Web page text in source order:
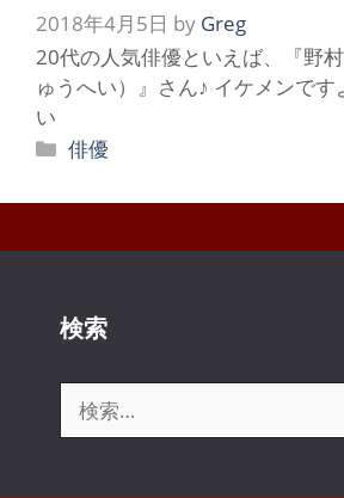
2018年4月5日 by Greg
20代の人気俳優といえば、『野
ゅうへい）』さん♪ イケメンです
い
カ
ゴ
俳優
検索
索: